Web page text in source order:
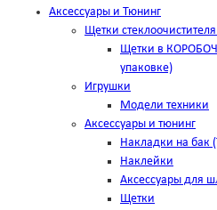
Аксессуары и Тюнинг
Щетки
Щетки в
упаковке)
Игрушки
Модели техники
Аксессуары и тюнинг
Накладки на бак
Наклейки
Аксессуары для
Щетки